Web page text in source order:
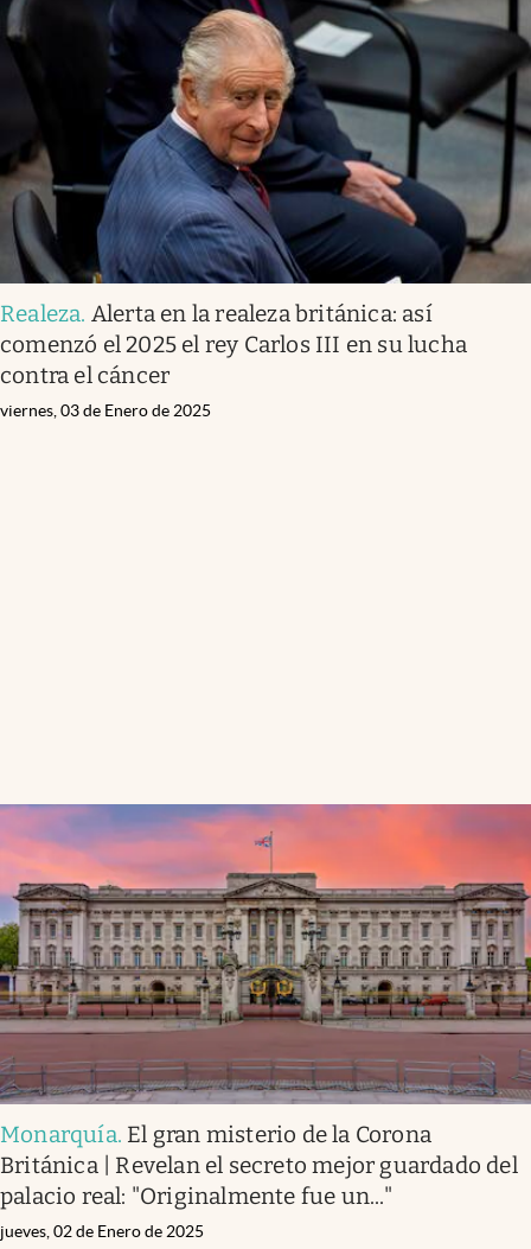
Realeza. Alerta en la realeza británica: así
comenzó el 2025 el rey Carlos III en su lucha
contra el cáncer
viernes, 03 de Enero de 2025
Monarquía. El gran misterio de la Corona
Británica | Revelan el secreto mejor guardado del
palacio real: "Originalmente fue un..."
jueves, 02 de Enero de 2025